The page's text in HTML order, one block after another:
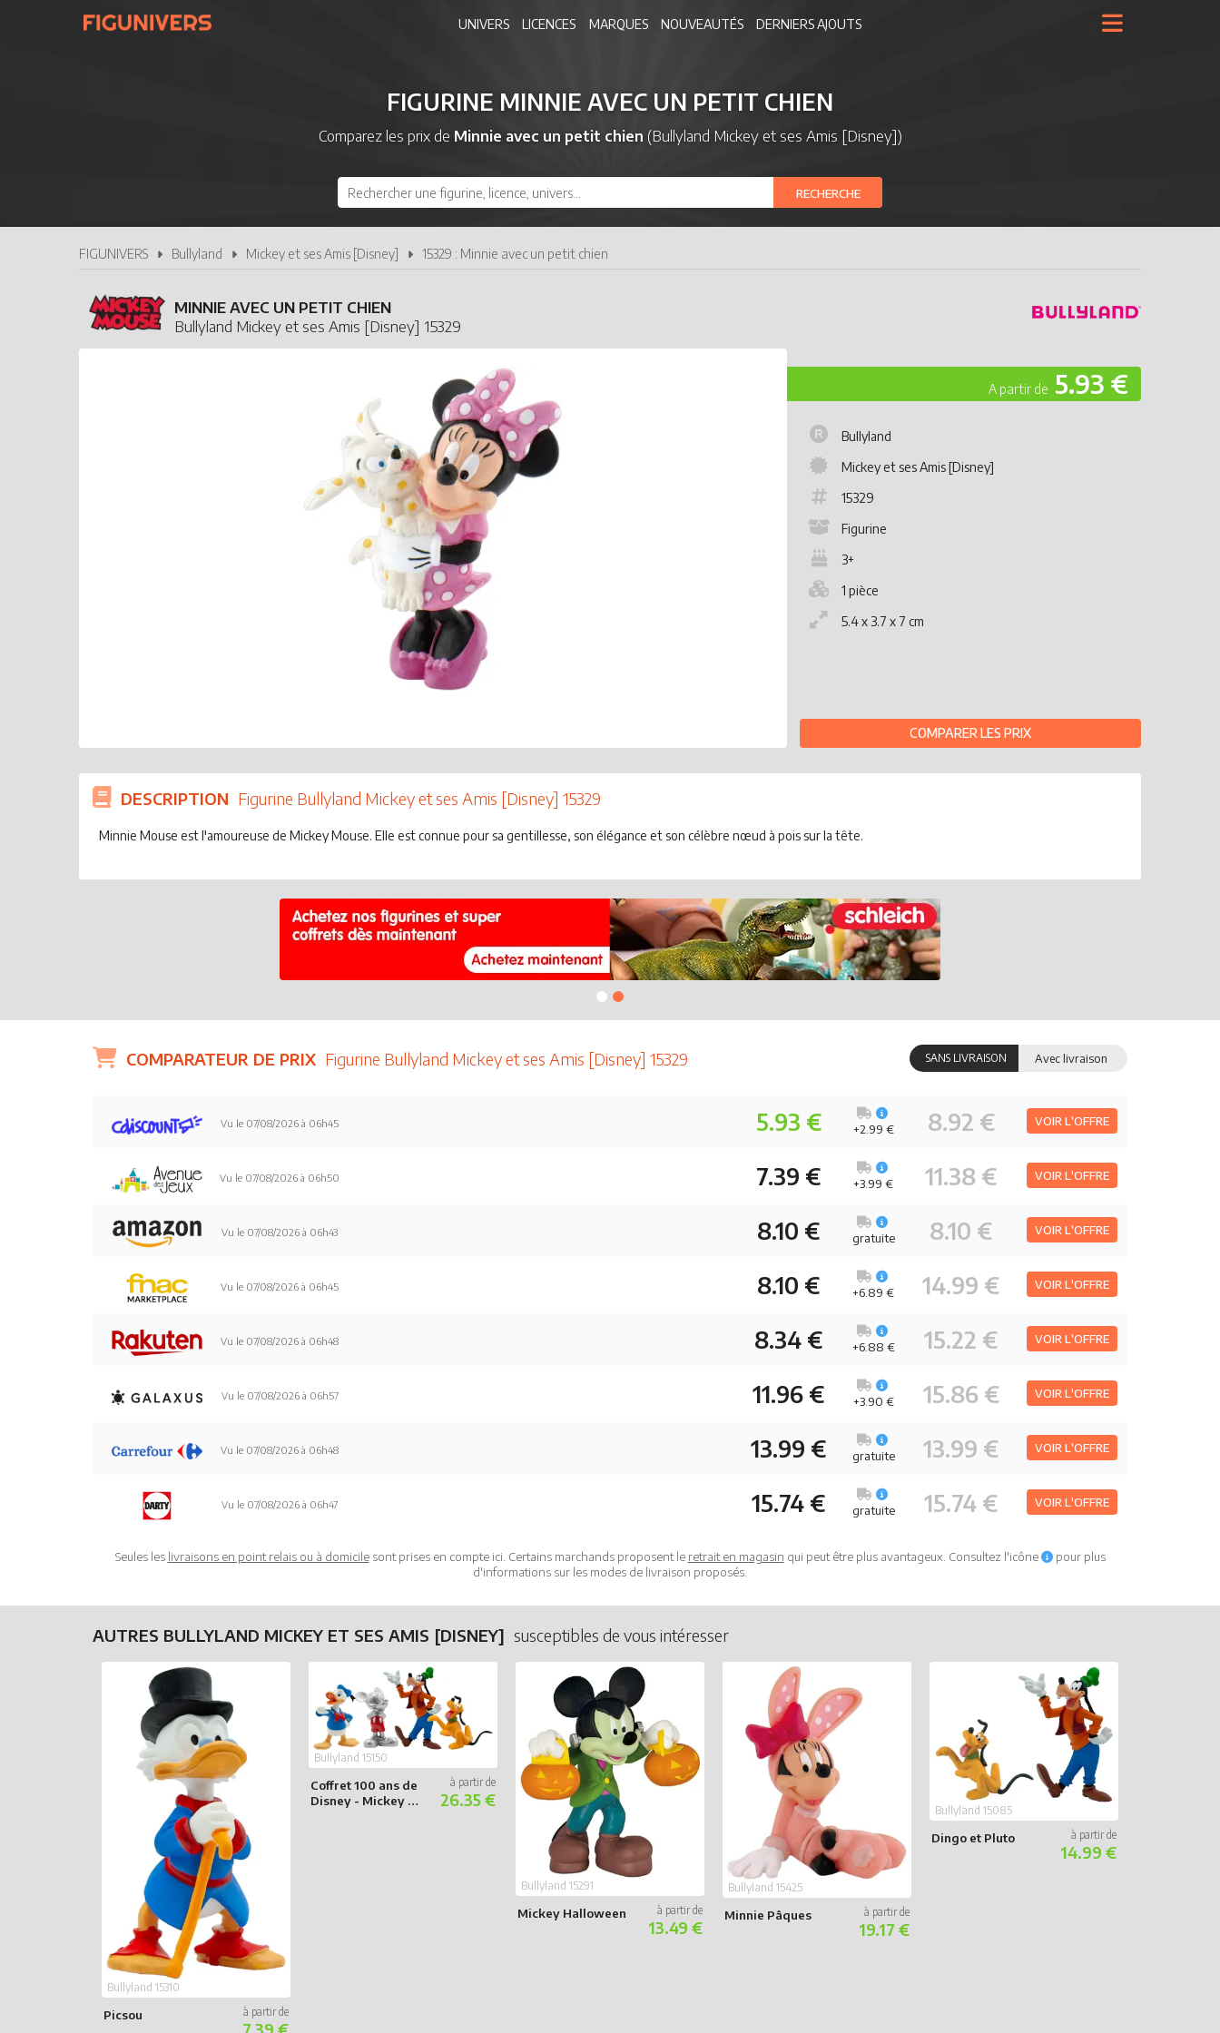
UNIVERS LICENCES MARQUES NOUVEAUTÉS DERNIERS AJOUTS
FIGURINE MINNIE AVEC UN PETIT CHIEN
Comparez les prix de Minnie avec un petit chien (Bullyland Mickey et ses Amis [Disney])
RECHERCHE
FIGUNIVERS Bullyland Mickey et ses Amis [Disney] 15329 : Minnie avec un petit chien
MINNIE AVEC UN PETIT CHIEN
Bullyland Mickey et ses Amis [Disney] 15329
5.93 €
Bullyland
Mickey et ses Amis [Disney]
15329
Figurine
3+
1 pièce
5.4 x 3.7 x 7 cm
COMPARER LES PRIX
DESCRIPTION Figurine Bullyland Mickey et ses Amis [Disney] 15329
Minnie Mouse est l'amoureuse de Mickey Mouse. Elle est connue pour sa gentillesse, son élégance et son célèbre nœud à pois sur la tête.
COMPARATEUR DE PRIX Figurine Bullyland Mickey et ses Amis [Disney] 15329 SANS LIVRAISON Avec livraison
Vu le 07/08/2026 à 06h45 5.93 € 8.92 € VOIR L'OFFRE
+2.99 €
Vu le 07/08/2026 à 06h50 7.39 € 11.38 € VOIR L'OFFRE
+3.99 €
Vu le 07/08/2026 à 06h43 8.10 € 8.10 € VOIR L'OFFRE
gratuite
Vu le 07/08/2026 à 06h45 8.10 € 14.99 € VOIR L'OFFRE
+6.89 €
Vu le 07/08/2026 à 06h48 8.34 € 15.22 € VOIR L'OFFRE
+6.88 €
Vu le 07/08/2026 à 06h57 11.96 € 15.86 € VOIR L'OFFRE
+3.90 €
Vu le 07/08/2026 à 06h48 13.99 € 13.99 € VOIR L'OFFRE
gratuite
Vu le 07/08/2026 à 06h47 15.74 € 15.74 € VOIR L'OFFRE
gratuite
Seules les livraisons en point relais ou à domicilesont prises en compte ici. Certains marchands proposent le retrait en magasin qui peut être plus avantageux. Consultez l'icône
pour plus
d'informations sur les modes de livraison proposés.
AUTRES BULLYLAND MICKEY ET SES AMIS [DISNEY] susceptibles de vous intéresser
Picsou
Bullyland 15310
Coffret 100 ans de
Disney - Mickey et
Bullyland 15150
26.35 €
Mickey Halloween
Bullyland 15291
13.49 €
Minnie Pâques
Bullyland 15425
19.17 €
Dingo et Pluto
Bullyland 15085
14.99 €